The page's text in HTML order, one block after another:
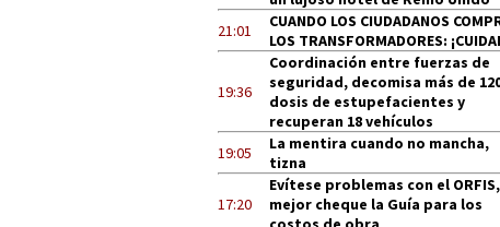
21:01
CUANDO LOS CIUDADANOS
LOS TRANSFORMADORES:
19:36
Coordinación entre fuerzas de
seguridad, decomisa más de
dosis de estupefacientes y
recuperan 18 vehículos
19:05
La mentira cuando no mancha,
tizna
17:20
Evítese problemas con el ORFIS,
mejor cheque la Guía para los